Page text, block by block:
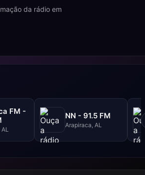
da rádio em
FM -
NN - 91.5 FM
Arapiraca, AL